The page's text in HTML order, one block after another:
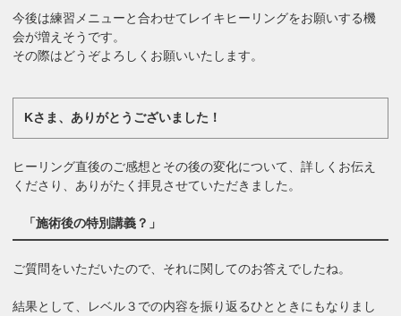
今後は練習メニューと合わせてレイキヒーリングをお願いする機
会が増えそうです。
その際はどうぞよろしくお願いいたします。
Kさま、ありがとうございました！
ヒーリング直後のご感想とその後の変化について、詳しくお伝え
くださり、ありがたく拝見させていただきました。
「施術後の特別講義？ 」
ご質問をいただいたので、それに関してのお答えでしたね。
結果として、レベル３での内容を振り返るひとときにもなりまし